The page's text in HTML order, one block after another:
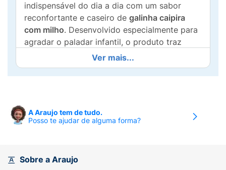
indispensável do dia a dia com um sabor
reconfortante e caseiro de galinha caipira
com milho. Desenvolvido especialmente para
agradar o paladar infantil, o produto traz
estampados na embalagem os carismáticos
personagens Chico Bento e Rosinha, tornando
a hora da refeição muito mais lúdica e
Com uma fórmula que serve como
cálcio, este macarrão com ovos acompanha
escolha perfeita para quem precisa de um
Ver mais...
A Araujo tem de tudo.
Posso te ajudar de alguma forma?
Sobre a Araujo